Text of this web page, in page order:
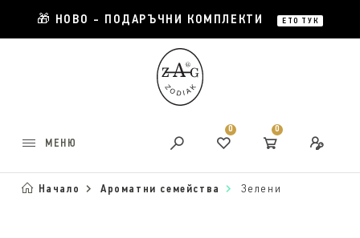
🎁 НОВО - ПОДАРЪЧНИ КОМПЛЕКТИ ЕТО ТУК
МЕНЮ
0 0
Начало Ароматни семейства Зелени